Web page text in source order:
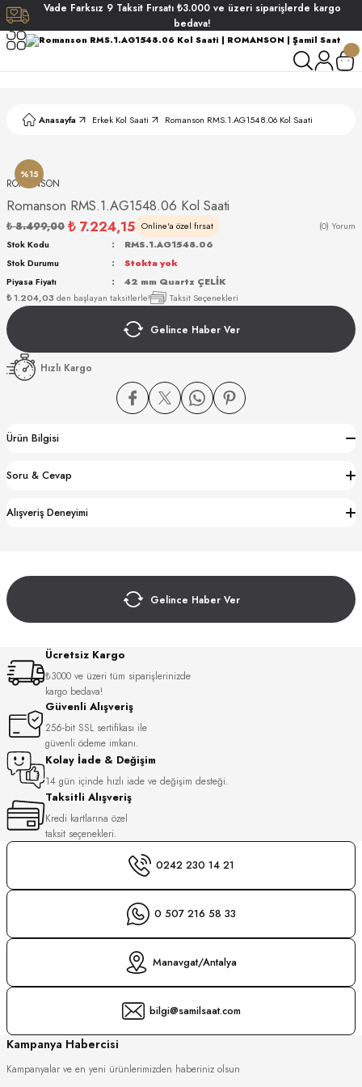
Vade Farksız 9 Taksit Fırsatı ₺3.000 ve üzeri siparişlerde kargo
bedava!
Anasayfa Erkek Kol Saati Romanson RMS.1.AG1548.06 Kol Saati
%15
ROMANSON
Romanson RMS.1.AG1548.06 Kol Saati
₺ 8.499,00 ₺ 7.224,15 Online'a özel fırsat (0) Yorum
₺ 1.204,03 den başlayan taksitlerle! Taksit Seçenekleri
Stok Kodu
RMS.1.AG1548.06
Stok Durumu
Stokta yok
Piyasa Fiyatı
42 mm Quartz ÇELİK
Gelince Haber Ver
Hızlı Kargo
Ürün Bilgisi
Soru & Cevap
Alışveriş Deneyimi
Gelince Haber Ver
Ücretsiz Kargo
₺3000 ve üzeri tüm siparişlerinizde
kargo bedava!
Güvenli Alışveriş
256-bit SSL sertifikası ile
güvenli ödeme imkanı.
Kolay İade & Değişim
14 gün içinde hızlı iade ve değişim desteği.
Taksitli Alışveriş
Kredi kartlarına özel
taksit seçenekleri.
0242 230 14 21
0 507 216 58 33
Manavgat/Antalya
bilgi@samilsaat.com
Kampanya Habercisi
Kampanyalar ve en yeni ürünlerimizden haberiniz olsun